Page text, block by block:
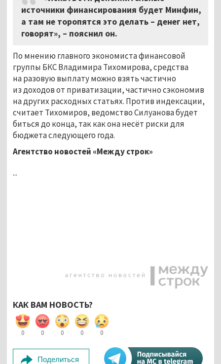
источники финансирования будет Минфин,
а там не торопятся это делать – денег нет,
говорят», – пояснил он.
По мнению главного экономиста финансовой
группы БКС Владимира Тихомирова, средства
на разовую выплату можно взять частично
из доходов от приватизации, частично сэкономив
на других расходных статьях. Против индексации,
считает Тихомиров, ведомство Силуанова будет
биться до конца, так как она несёт риски для
бюджета следующего года.
Агентство новостей «Между строк»
...
КАК ВАМ НОВОСТЬ?
0 0 0 0 0
Поделиться